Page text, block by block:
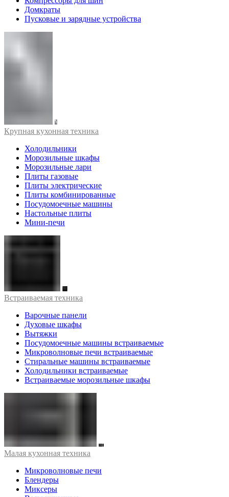
Домкраты
Пусковые и зарядные устройства
Крупная кухонная техника
Холодильники
Морозильные шкафы
Морозильные лари
Плиты газовые
Плиты электрические
Плиты комбинированные
Посудомоечные машины
Настольные плиты
Мини-печи
Встраиваемая техника
Варочные панели
Духовые шкафы
Вытяжки
Посудомоечные машины встраиваемые
Микроволновые печи встраиваемые
Стиральные машины встраиваемые
Холодильники встраиваемые
Встраиваемые морозильные шкафы
Малая кухонная техника
Микроволновые печи
Блендеры
Миксеры